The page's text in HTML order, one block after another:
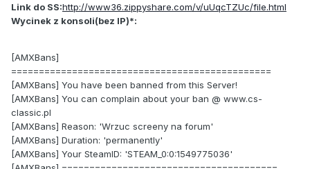
Link do SS:http://www36.zippyshare.com/v/uUqcTZUc/file.html
Wycinek z konsoli(bez IP)*:
[AMXBans]
===============================================
[AMXBans] You have been banned from this Server!
[AMXBans] You can complain about your ban @ www.cs-
classic.pl
[AMXBans] Reason: 'Wrzuc screeny na forum'
[AMXBans] Duration: 'permanently'
[AMXBans] Your SteamID: 'STEAM_0:0:1549775036'